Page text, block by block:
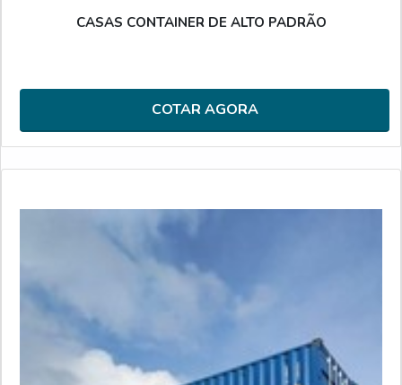
CASAS CONTAINER DE ALTO PADRÃO
COTAR AGORA